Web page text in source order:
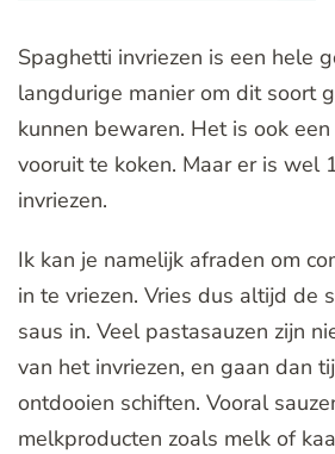
Spaghetti invriezen is een hele
langdurige manier om dit soort
kunnen bewaren. Het is ook
vooruit te koken. Maar er is wel
invriezen.
Ik kan je namelijk afraden om
in te vriezen. Vries dus altijd de
saus in. Veel pastasauzen zijn
van het invriezen, en gaan dan
ontdooien schiften. Vooral
melkproducten zoals melk of